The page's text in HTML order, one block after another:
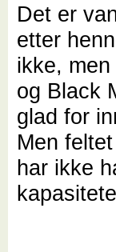
Det er
etter
ikke,
og Black
glad for
Men
har ikke